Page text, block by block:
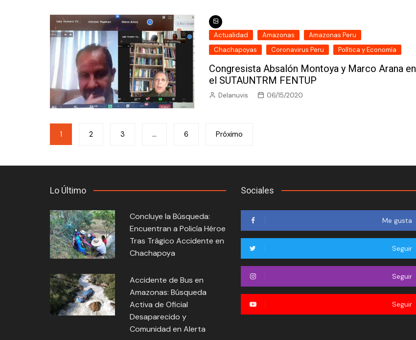
Actualidad Amazonas
Amazonas Peru
Chachapoyas
Coronavirus Peru Política y Economía
Congresista Absalón Montoya y Marco Arana en
el SUTAUNTRM FENTUP
Delanuvis 06/15/2020
Navegación
de
entradas
1 2 3 … 6 Próximo
Lo Último
Concluye la Búsqueda:
Encuentran a Policía Héroe
Tras Trágico Accidente en
Chachapoya
Accidente de Bus en
Amazonas: Búsqueda
Activa de Oficial
Desaparecido y
Comunidad en Alerta
Sociales
Me gusta
Seguir
Seguir
Seguir